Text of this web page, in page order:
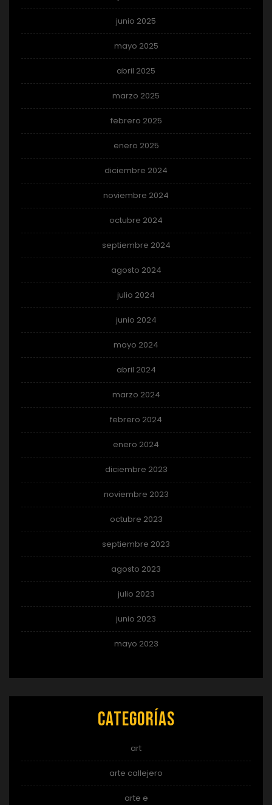
junio 2025
mayo 2025
abril 2025
marzo 2025
febrero 2025
enero 2025
diciembre 2024
noviembre 2024
octubre 2024
septiembre 2024
agosto 2024
julio 2024
junio 2024
mayo 2024
abril 2024
marzo 2024
febrero 2024
enero 2024
diciembre 2023
noviembre 2023
octubre 2023
septiembre 2023
agosto 2023
julio 2023
junio 2023
mayo 2023
Categorías
art
arte callejero
arte e